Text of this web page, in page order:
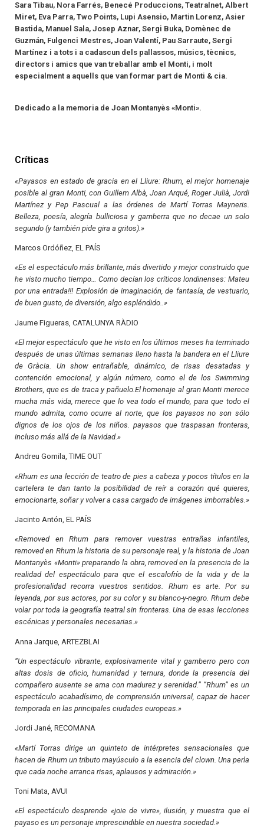
Sara Tibau, Nora Farrés, Benecé Produccions, Teatralnet, Albert
Miret, Eva Parra, Two Points, Lupi Asensio, Martin Lorenz, Asier
Bastida, Manuel Sala, Josep Aznar, Sergi Buka, Domènec de
Guzmán, Fulgenci Mestres, Joan Valentí, Pau Sarraute, Sergi
Martínez i a tots i a cadascun dels pallassos, músics, tècnics,
directors i amics que van treballar amb el Monti, i molt
especialment a aquells que van formar part de Monti & cia.
Dedicado a la memoria de Joan Montanyès «Monti».
Críticas
«Payasos en estado de gracia en el Lliure: Rhum, el mejor homenaje
posible al gran Monti, con Guillem Albà, Joan Arqué, Roger Julià, Jordi
Martínez y Pep Pascual a las órdenes de Martí Torras Mayneris.
Belleza, poesía, alegría bulliciosa y gamberra que no decae un solo
segundo (y también pide gira a gritos).»
Marcos Ordóñez, EL PAÍS
«Es el espectáculo más brillante, más divertido y mejor construido que
he visto mucho tiempo… Como decían los críticos londinenses: Mateu
por una entrada!!! Explosión de imaginación, de fantasía, de vestuario,
de buen gusto, de diversión, algo espléndido..»
Jaume Figueras, CATALUNYA RÀDIO
«El mejor espectáculo que he visto en los últimos meses ha terminado
después de unas últimas semanas lleno hasta la bandera en el Lliure
de Gràcia. Un show entrañable, dinámico, de risas desatadas y
contención emocional, y algún número, como el de los Swimming
Brothers, que es de traca y pañuelo.El homenaje al gran Monti merece
mucha más vida, merece que lo vea todo el mundo, para que todo el
mundo admita, como ocurre al norte, que los payasos no son sólo
dignos de los ojos de los niños. payasos que traspasan fronteras,
incluso más allá de la Navidad.»
Andreu Gomila, TIME OUT
«Rhum es una lección de teatro de pies a cabeza y pocos títulos en la
cartelera te dan tanto la posibilidad de reír a corazón qué quieres,
emocionarte, soñar y volver a casa cargado de imágenes imborrables.»
Jacinto Antón, EL PAÍS
«Removed en Rhum para remover vuestras entrañas infantiles,
removed en Rhum la historia de su personaje real, y la historia de Joan
Montanyès «Monti» preparando la obra, removed en la presencia de la
realidad del espectáculo para que el escalofrío de la vida y de la
profesionalidad recorra vuestros sentidos. Rhum es arte. Por su
leyenda, por sus actores, por su color y su blanco-y-negro. Rhum debe
volar por toda la geografía teatral sin fronteras. Una de esas lecciones
escénicas y personales necesarias.»
Anna Jarque, ARTEZBLAI
“Un espectáculo vibrante, explosivamente vital y gamberro pero con
altas dosis de oficio, humanidad y ternura, donde la presencia del
compañero ausente se ama con madurez y serenidad.” “Rhum” es un
espectáculo acabadísimo, de comprensión universal, capaz de hacer
temporada en las principales ciudades europeas.»
Jordi Jané, RECOMANA
«Martí Torras dirige un quinteto de intérpretes sensacionales que
hacen de Rhum un tributo mayúsculo a la esencia del clown. Una perla
que cada noche arranca risas, aplausos y admiración.»
Toni Mata, AVUI
«El espectáculo desprende «joie de vivre», ilusión, y muestra que el
payaso es un personaje imprescindible en nuestra sociedad.»